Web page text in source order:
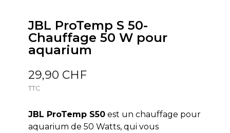
JBL ProTemp S 50-
Chauffage 50 W pour
aquarium
29,90 CHF
TTC
JBL ProTemp S50est un chauffage pour
aquarium de 50 Watts, qui vous